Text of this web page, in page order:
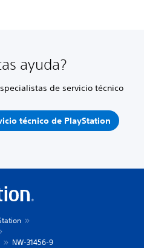
ayuda?
de servicio técnico
técnico de PlayStation
NW-31456-9